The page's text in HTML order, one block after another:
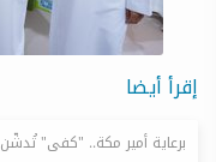
إقرأ أيضا
برعاية أمير مكة.. "كفى" تُدشّن حملة "خلك